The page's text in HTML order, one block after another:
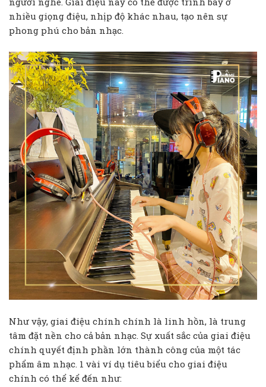
nhiều giọng điệu, nhịp độ khác nhau, tạo nên sự
phong phú cho bản nhạc.
Như vậy, giai điệu chính chính là linh hồn, là trung
tâm đặt nền cho cả bản nhạc. Sự xuất sắc của giai điệu
chính quyết định phần lớn thành công của một tác
phẩm âm nhạc. 1 vài ví dụ tiêu biểu cho giai điệu
chính có thể kể đến như: